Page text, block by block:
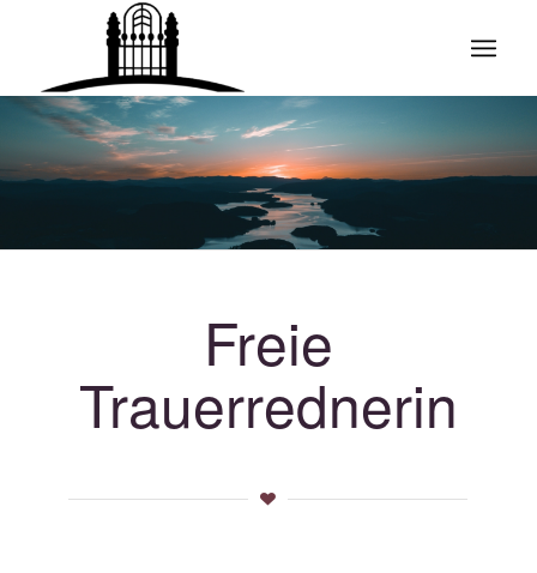
Freie
Trauerrednerin